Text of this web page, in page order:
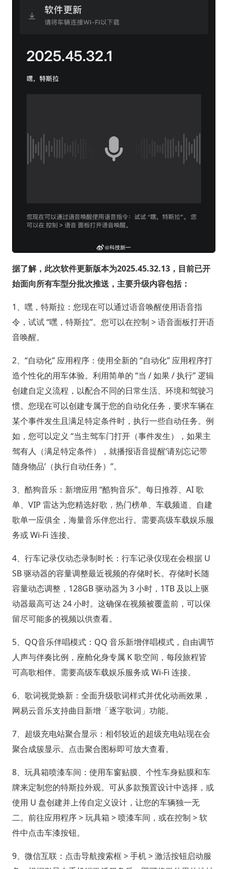
据了解，此次软件更新版本为2025.45.32.13，目前已开
始面向所有车型分批次推送，主要升级内容包括：
1、嘿，特斯拉：您现在可以通过语音唤醒使用语音指
令，试试 “嘿，特斯拉”。您可以在控制 > 语音面板打开语
音唤醒。
2、“自动化” 应用程序：使用全新的 “自动化” 应用程序打
造个性化的用车体验。利用简单的 “当 / 如果 / 执行” 逻辑
创建自定义流程，以配合不同的日常生活、环境和驾驶习
惯。您现在可以创建专属于您的自动化任务，要求车辆在
某个事件发生且满足特定条件时，执行一些自动任务。例
如，您可以定义 “当主驾车门打开（事件发生），如果主
驾有人（满足特定条件），就播报语音提醒‘请别忘记带
随身物品’（执行自动任务）”。
3、酷狗音乐：新增应用 “酷狗音乐”。每日推荐、AI 歌
单、VIP 雷达为您精选好歌，热门榜单、车载频道、自建
歌单一应俱全，海量音乐伴您出行。需要高级车载娱乐服
务或 Wi-Fi 连接。
4、行车记录仪动态录制时长：行车记录仪现在会根据 U
SB 驱动器的容量调整最近视频的存储时长。存储时长随
容量动态调整，128GB 驱动器为 3 小时，1TB 及以上驱
动器最高可达 24 小时。这确保在视频被覆盖前，可以保
留尽可能多的视频以供查看。
5、QQ音乐伴唱模式：QQ 音乐新增伴唱模式，自由调节
人声与伴奏比例，座舱化身专属 K 歌空间，每段旅程皆
可高歌相伴。需要高级车载娱乐服务或 Wi-Fi 连接。
6、歌词视觉焕新：全面升级歌词样式并优化动画效果，
网易云音乐支持曲目新增「逐字歌词」功能。
7、超级充电站聚合显示：相邻较近的超级充电站现在会
聚合成簇显示。点击聚合图标即可放大查看。
8、玩具箱喷漆车间：使用车窗贴膜、个性车身贴膜和车
牌来定制您的特斯拉外观。可从多款预置设计中选择，或
使用 U 盘创建并上传自定义设计，让您的车辆独一无
二。前往应用程序 > 玩具箱 > 喷漆车间，或在控制 > 软
件中点击车漆按钮。
9、微信互联：点击导航搜索框 > 手机 > 激活按钮启动服